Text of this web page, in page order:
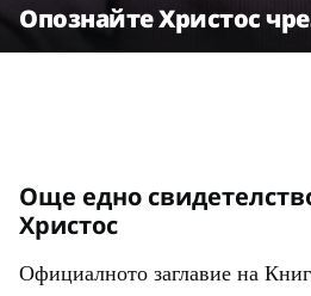
Опознайте Христос
Още едно
Христос
Официалното заглавие на